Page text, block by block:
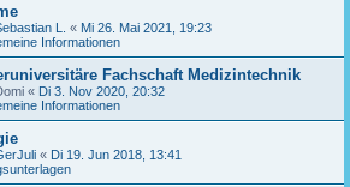
L. « Mi 26. Mai 2021, 19:23
Informationen
Fachschaft Medizintechnik
« Di 3. Nov 2020, 20:32
Informationen
« Di 19. Jun 2018, 13:41